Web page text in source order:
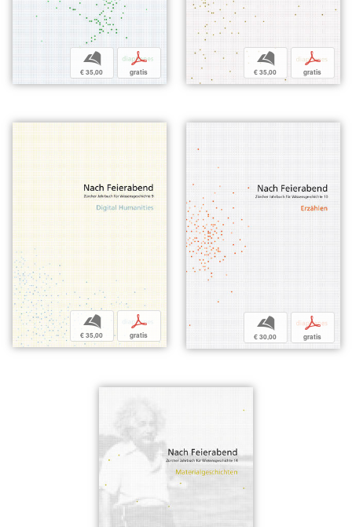
b
€ 35,00
p
gratis
b
€ 35,00
p
gratis
b
€ 35,00
p
gratis
b
€ 30,00
p
gratis